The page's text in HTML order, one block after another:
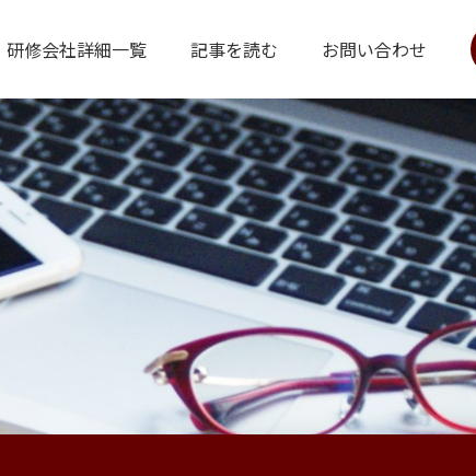
研修会社詳細一覧 記事を読む お問い合わせ